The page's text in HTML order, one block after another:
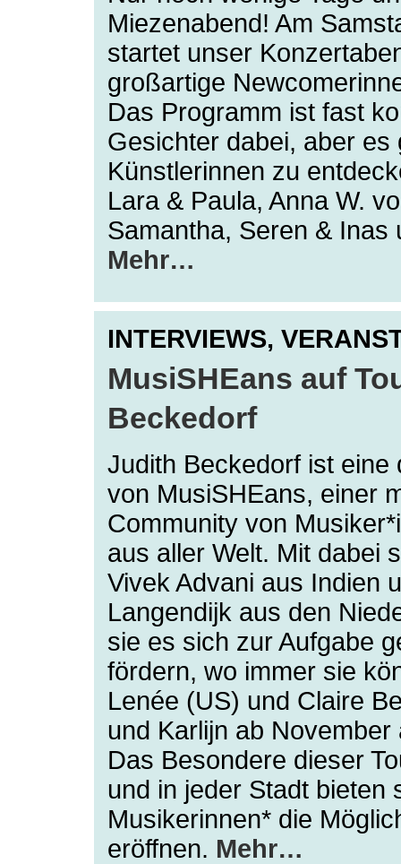
Miezenabend! Am
startet unser
großartige
Das Programm ist fast
Gesichter dabei, aber
Künstlerinnen zu
Lara & Paula, Anna W.
Samantha, Seren &
Mehr…
INTERVIEWS,
MusiSHEans auf
Beckedorf
Judith Beckedorf ist eine
von MusiSHEans, einer
Community von
aus aller Welt. Mit dabei
Vivek Advani aus Indien
Langendijk aus den
sie es sich zur Aufgabe
fördern, wo immer sie
Lenée (US) und Claire
und Karlijn ab
Das Besondere dieser
und in jeder Stadt bieten
Musikerinnen* die
eröffnen. Mehr…